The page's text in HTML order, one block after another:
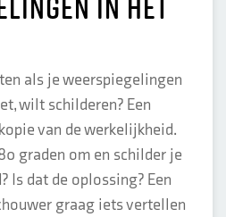
als je weerspiegelingen
wilt schilderen? Een
van de werkelijkheid.
graden om en schilder je
Is dat de oplossing? Een
graag iets vertellen